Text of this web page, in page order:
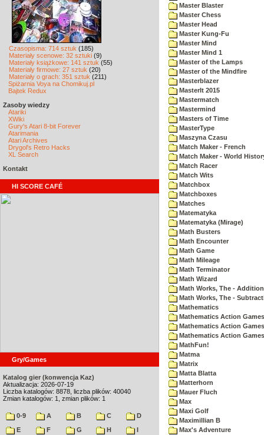
Czasopisma: 714 sztuk (185)
Materiały scenowe: 32 sztuki (9)
Materiały książkowe: 141 sztuk (55)
Materiały firmowe: 27 sztuk (20)
Materiały o grach: 351 sztuk (211)
Spiżarnia Voya na Chomikuj.pl
Bajtek Redux
Zasoby wiedzy
Atariki
XWiki
Gury's Atari 8-bit Forever
Atarimania
Atari Archives
Drygol's Retro Hacks
XL Search
Kontakt
HI SCORE CAFÉ
Gry/Games
Katalog gier (konwencja Kaz)
Aktualizacja: 2026-07-19
Liczba katalogów: 8878, liczba plików: 40040
Zmian katalogów: 1, zmian plików: 1
0-9 A B C
D
E
F G H
I
Master Blaster
Master Chess
Master Head
Master Kung-Fu
Master Mind
Master Mind 1
Master of the Lamps
Master of the Mindfire
Masterblazer
MasterIt 2015
Mastermatch
Mastermind
Masters of Time
MasterType
Maszyna Czasu
Match Maker - French
Match Maker - World
Match Racer
Match Wits
Matchbox
Matchboxes
Matches
Matematyka
Matematyka (Mirage)
Math Busters
Math Encounter
Math Game
Math Mileage
Math Terminator
Math Wizard
Math Works, The - Addition
Math Works, The -
Mathematics
Mathematics Action
Mathematics Action
Mathematics Action
MathFun!
Matma
Matrix
Matta Blatta
Matterhorn
Mauer Fluch
Max
Maxi Golf
Maximillian B
Max's Adventure